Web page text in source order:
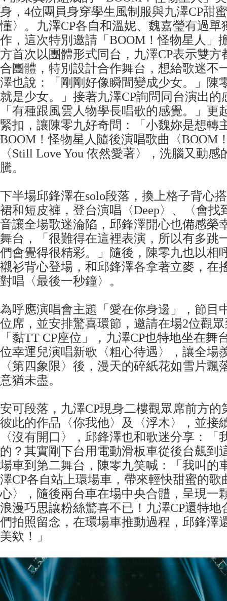
身，4位團員身穿學生風制服與九澤CP甜
懂〉。九澤CP各自和溫妮、魏嘉瑩有過單
作，這次特別邀請「BOOM！怪物星人」
方首次以團體形式同台，九澤CP表示雙方
合團體，特別設計合作舞台，想給歌迷不
澤也說：「剛剛好像瞬間變成少女。」陳
就是少女。」接著九澤CP詢問同台演出的
「有種跟風雲人物學長唱歌的感覺。」更
緊扣，讓陳零九好奇問：「小魏妳是想轉
BOOM！怪物星人隨後演唱歌曲〈BOOM
〈Still Love You 依然愛著〉，洗腦又動
騰。
下半場邱鋒澤在solo段落，換上格子背心
裙和短皮褲，登台演唱〈Deep〉、〈會找
音讓全場歌迷淪陷，邱鋒澤開心也備感榮
舞台，「很難得在這裡表演，所以有多跳
們會覺得很精彩。」隨後，陳零九也以相
襯衫背心登場，和邱鋒澤各拿著立麥，在
對唱〈最後一秒鐘〉。
為呼應演唱會主題「愛在你身邊」，節目
位席，並安排驚喜環節，邀請在場2位觀
「黏TT CP座位」，九澤CP也特地坐在舞
位幸運兒演唱新歌〈粗心待遇〉，讓全場
〈第四象限〉後，漫天的碎紙花如雪片飄
意猶未盡。
安可段落，九澤CP現身二樓觀眾席前方的
彼此的作品〈你我他〉及〈浮木〉，並接
〈沒有開口〉，邱鋒澤也和歌迷分享：「
的？其實剛下台用電動滑板車從後台飆到
場車到第二舞台，陳零九笑喊：「我叫的
澤CP各自站上環場車，帶來輕快甜蜜的歌
心〉，隨後兩台車在場中央合體，呈現一
浪漫巧思讓粉絲驚喜不已！九澤CP還特地
們拍照留念，在環場車推動過程，邱鋒澤
美欸！」